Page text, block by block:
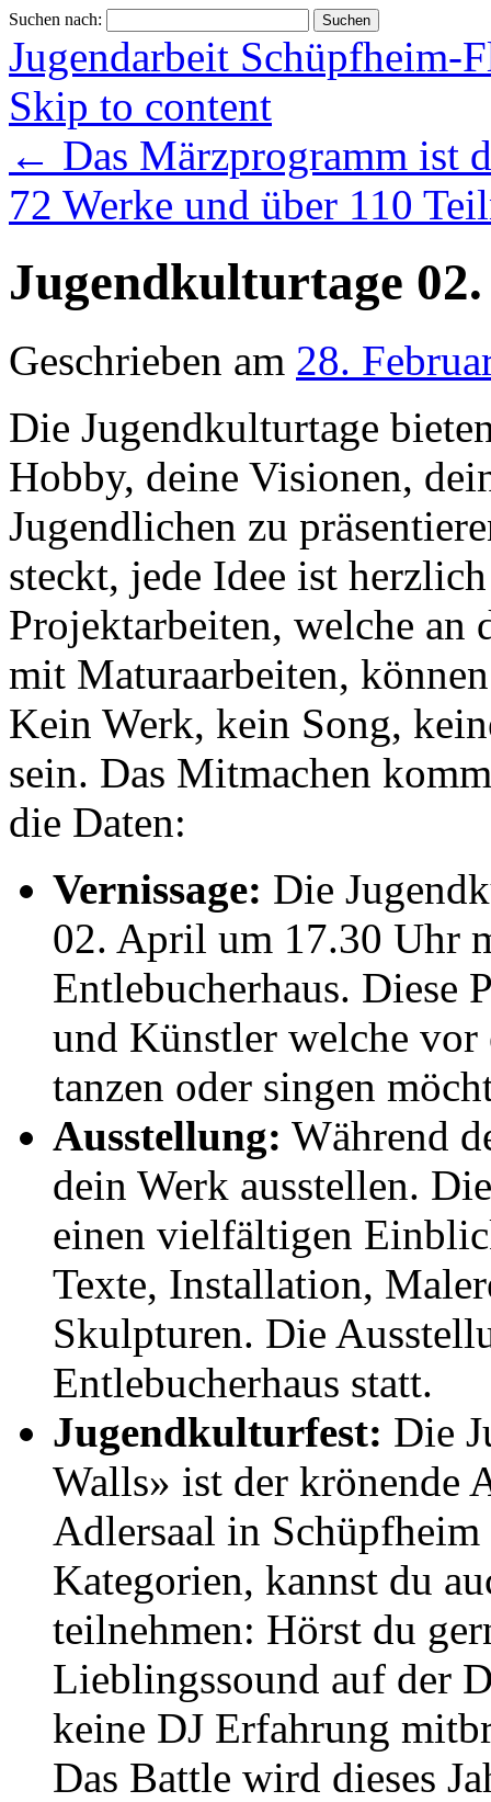
Suchen nach:
Jugendarbeit Schüpfheim-
Skip to content
← Das Märzprogramm ist
72 Werke und über 110
Jugendkulturtage
Geschrieben am 28.
Die Jugendkulturtage
Hobby, deine Visionen,
Jugendlichen zu
steckt, jede Idee ist
Projektarbeiten, welche an
mit Maturaarbeiten,
Kein Werk, kein Song,
sein. Das Mitmachen
die Daten:
Vernissage: Die
02. April um 17.30 Uhr
Entlebucherhaus. Diese
und Künstler welche
tanzen oder singen
Ausstellung: Während
dein Werk ausstellen.
einen vielfältigen
Texte, Installation,
Skulpturen. Die
Entlebucherhaus statt.
Jugendkulturfest: Die
Walls» ist der krönende
Adlersaal in
Kategorien, kannst du
teilnehmen: Hörst du
Lieblingssound auf der
keine DJ Erfahrung
Das Battle wird dieses